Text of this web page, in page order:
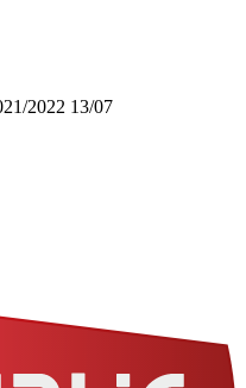
2022 13/07